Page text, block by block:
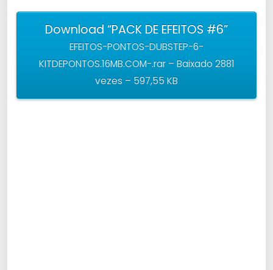
Download “PACK DE EFEITOS #6”
EFEITOS-PONTOS-DUBSTEP-6-
KITDEPONTOS.16MB.COM-.rar – Baixado 2881
vezes – 597,55 KB